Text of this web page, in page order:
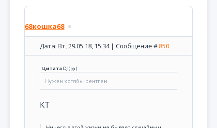
68кошка68
Дата: Вт, 29.05.18, 15:34 | Сообщение # 850
Цитата DJ ( )
Нужен хотябы рентген
КТ